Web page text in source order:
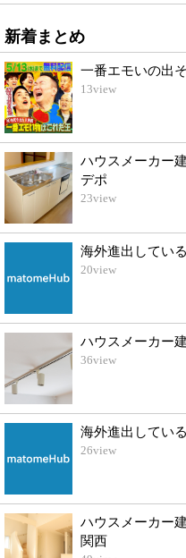
新着まとめ
一番エモいの出
13view
ハウスメーカー
デポ
23view
海外進出してい
20view
ハウスメーカー
36view
海外進出してい
26view
ハウスメーカー
関西